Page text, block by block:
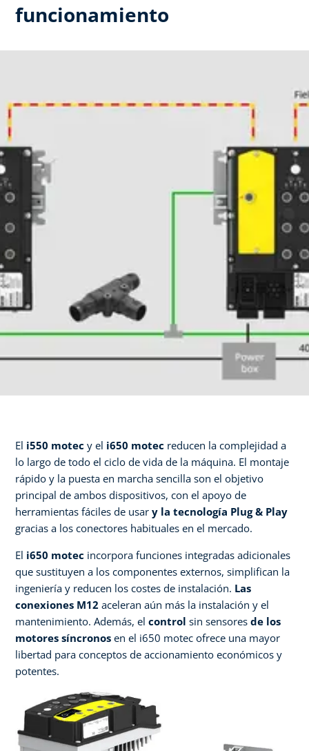
funcionamiento ​
El i550 motec y el i650 motec reducen la complejidad a
lo largo de todo el ciclo de vida de la máquina. El montaje
rápido y la puesta en marcha sencilla son el objetivo
principal de ambos dispositivos, con el apoyo de
herramientas fáciles de usar y la tecnología Plug & Play
gracias a los conectores habituales en el mercado.
El i650 motec incorpora funciones integradas adicionales
que sustituyen a los componentes externos, simplifican la
ingeniería y reducen los costes de instalación. Las
conexiones M12 aceleran aún más la instalación y el
mantenimiento. Además, el control sin sensores de los
motores síncronos en el i650 motec ofrece una mayor
libertad para conceptos de accionamiento económicos y
potentes.​